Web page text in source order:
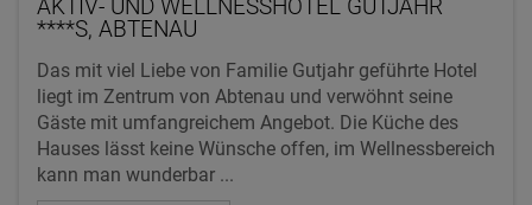
AKTIV- UND WELLNESSHOTEL GUTJAHR
****S, ABTENAU
Das mit viel Liebe von Familie Gutjahr geführte Hotel
liegt im Zentrum von Abtenau und verwöhnt seine
Gäste mit umfangreichem Angebot. Die Küche des
Hauses lässt keine Wünsche offen, im Wellnessbereich
kann man wunderbar ...